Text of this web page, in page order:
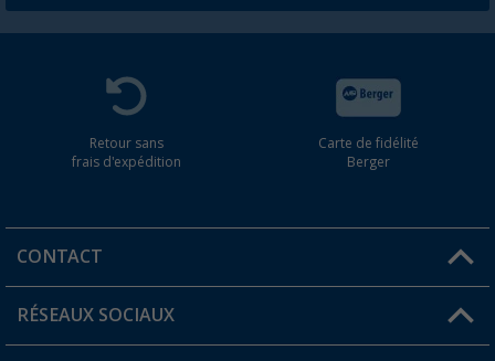
Retour sans
frais d'expédition
Carte de fidélité
Berger
CONTACT
Une question ?
RÉSEAUX SOCIAUX